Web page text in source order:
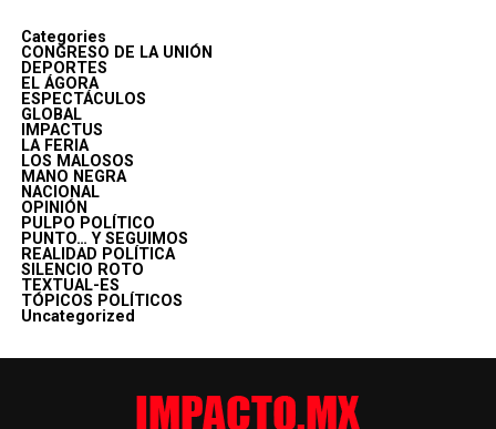
Categories
CONGRESO DE LA UNIÓN
DEPORTES
EL ÁGORA
ESPECTÁCULOS
GLOBAL
IMPACTUS
LA FERIA
LOS MALOSOS
MANO NEGRA
NACIONAL
OPINIÓN
PULPO POLÍTICO
PUNTO… Y SEGUIMOS
REALIDAD POLÍTICA
SILENCIO ROTO
TEXTUAL-ES
TÓPICOS POLÍTICOS
Uncategorized